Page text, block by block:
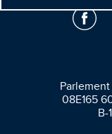
08E165
B-